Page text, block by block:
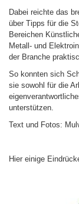
Dabei reichte das
über Tipps für die
Bereichen
Metall- und
der Branche
So konnten sich
sie sowohl für die
unterstützen.
Text und Fotos:
Hier einige